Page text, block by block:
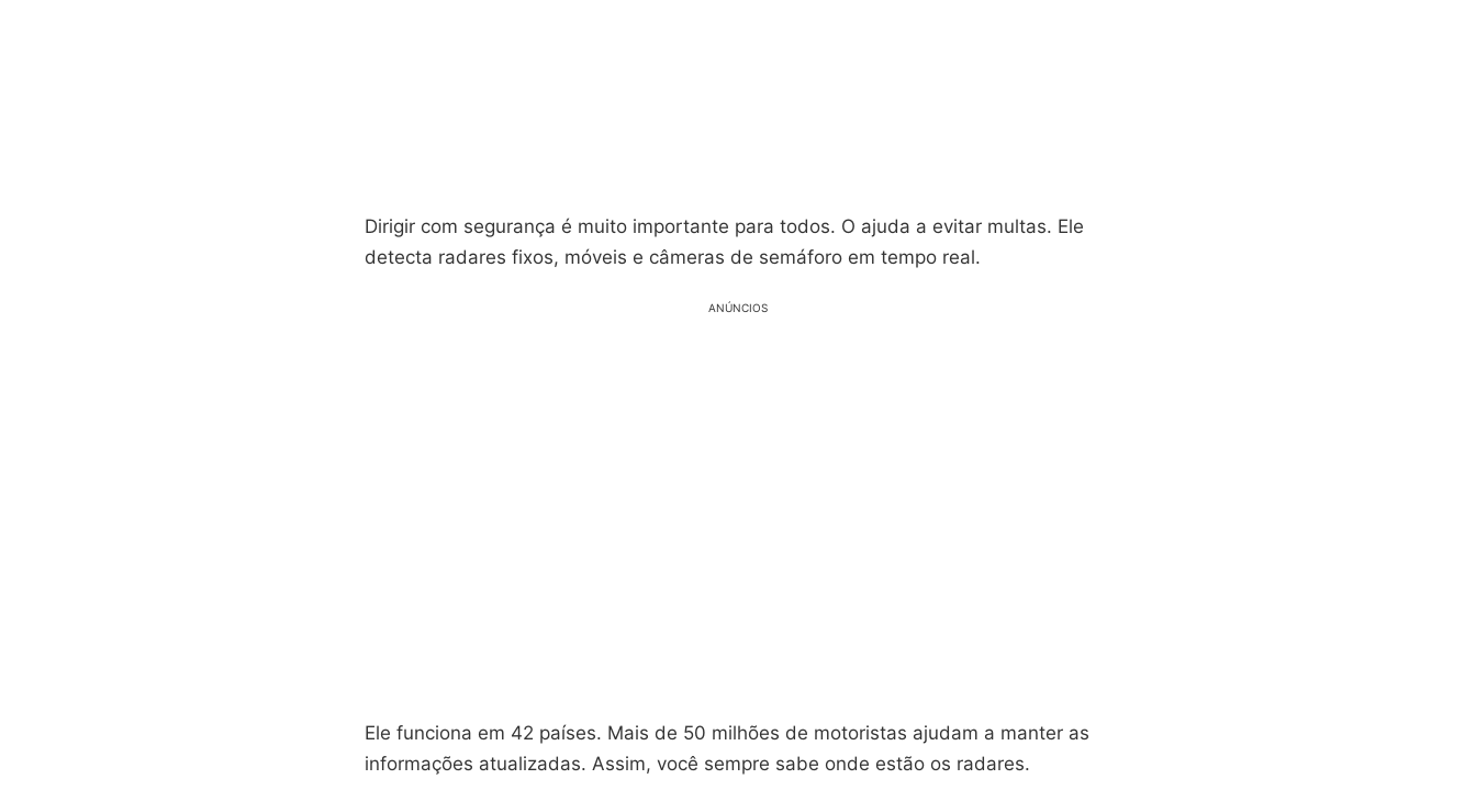
Dirigir com segurança é muito importante para todos. O ajuda a evitar multas. Ele
detecta radares fixos, móveis e câmeras de semáforo em tempo real.
ANÚNCIOS
Ele funciona em 42 países. Mais de 50 milhões de motoristas ajudam a manter as
informações atualizadas. Assim, você sempre sabe onde estão os radares.